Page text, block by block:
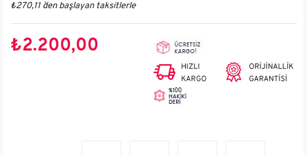
₺270,11 `den başlayan taksitlerle
₺2.200,00